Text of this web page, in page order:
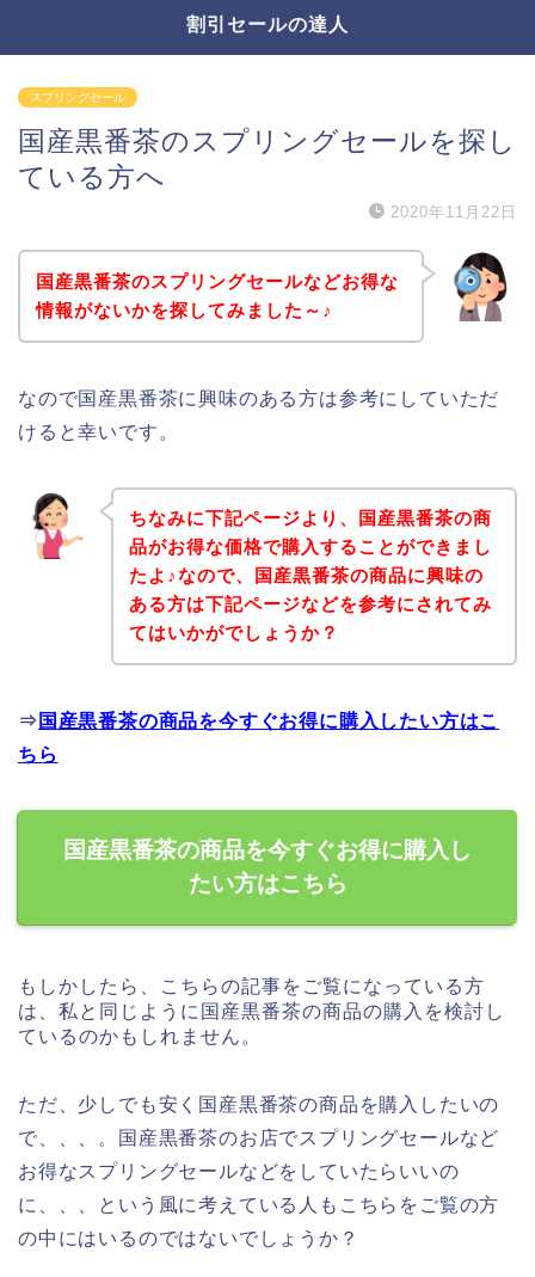
割引セールの達人
スプリングセール
国産黒番茶のスプリングセールを探し
ている方へ
2020年11月22日
国産黒番茶のスプリングセールなどお得な
情報がないかを探してみました～♪
なので国産黒番茶に興味のある方は参考にしていただ
けると幸いです。
ちなみに下記ページより、国産黒番茶の商
品がお得な価格で購入することができまし
たよ♪なので、国産黒番茶の商品に興味の
ある方は下記ページなどを参考にされてみ
てはいかがでしょうか？
⇒ 国産黒番茶の商品を今すぐお得に購入したい方はこ
ちら
国産黒番茶の商品を今すぐお得に購入し
たい方はこちら
もしかしたら、こちらの記事をご覧になっている方
は、私と同じように国産黒番茶の商品の購入を検討し
ているのかもしれません。
ただ、少しでも安く国産黒番茶の商品を購入したいの
で、、、。国産黒番茶のお店でスプリングセールなど
お得なスプリングセールなどをしていたらいいの
に、、、という風に考えている人もこちらをご覧の方
の中にはいるのではないでしょうか？